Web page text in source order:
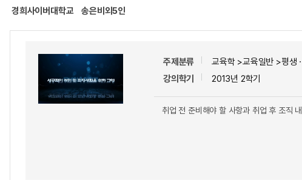
경희사이버대학교 송은비외5인
주제분류
교육학 >교육일반 >평생
강의학기
2013년 2학기
취업 전 준비해야 할 사항과 취업 후 조직